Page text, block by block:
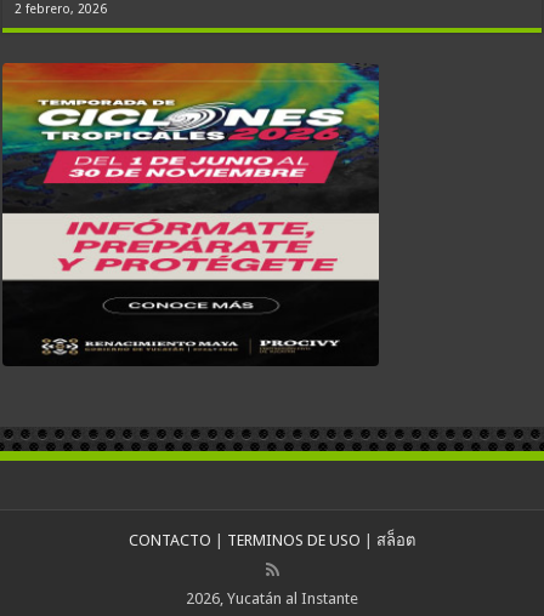
2 febrero, 2026
CONTACTO TERMINOS DE USO สล็อต
2026, Yucatán al Instante